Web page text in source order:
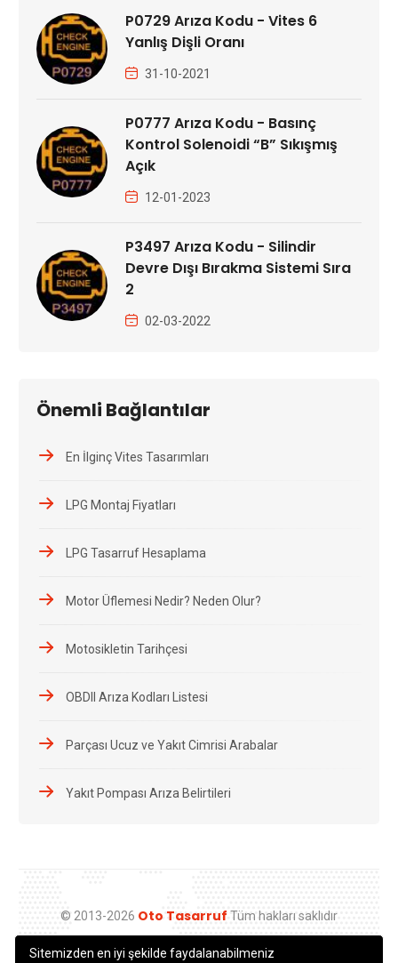
Sitemizden en iyi şekilde faydalanabilmeniz
P0729 Arıza Kodu - Vites 6
Yanlış Dişli Oranı
31-10-2021
P0777 Arıza Kodu - Basınç
Kontrol Solenoidi “B” Sıkışmış
Açık
12-01-2023
P3497 Arıza Kodu - Silindir
Devre Dışı Bırakma Sistemi Sıra
2
02-03-2022
Önemli Bağlantılar
En İlginç Vites Tasarımları
LPG Montaj Fiyatları
LPG Tasarruf Hesaplama
Motor Üflemesi Nedir? Neden Olur?
Motosikletin Tarihçesi
OBDII Arıza Kodları Listesi
Parçası Ucuz ve Yakıt Cimrisi Arabalar
Yakıt Pompası Arıza Belirtileri
© 2013-2026 Oto Tasarruf Tüm hakları saklıdır